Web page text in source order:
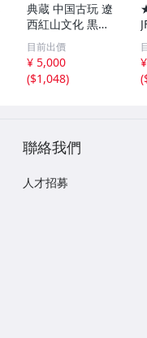
典蔵 中国古玩 遼
西紅山文化 黒曜
石 黒皮玉 太陽神
祈祷像 唐物 骨董
品 古美術 古玉 彫
刻 時代物 魔除け
目前出價
¥ 5,000
($1,048)
(
聯絡我們
人才招募